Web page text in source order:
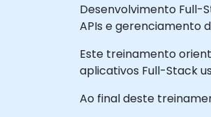
Desenvolvimento Full-
APIs e gerenciamento
Este treinamento
aplicativos Full-Stack
Ao final deste